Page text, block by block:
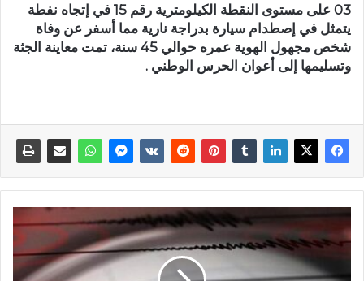
03 على مستوى النقطة الكيلومترية رقم 15 في إتجاه نفطة
يتمثل في إصطدام سيارة بدراجة نارية مما أسفر عن وفاة
شخص مجهول الهوية عمره حوالي 45 سنة، تمت معاينة الجثة
وتسليمها إلى أعوان الحرس الوطني .